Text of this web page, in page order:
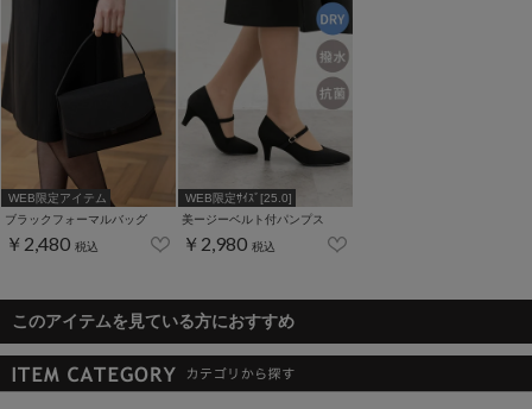
WEB限定アイテム
ブラックフォーマルバッグ
￥2,480 税込
WEB限定ｻｲｽﾞ[25.0]
美ージーベルト付パンプス
￥2,980 税込
このアイテムを見ている方におすすめ